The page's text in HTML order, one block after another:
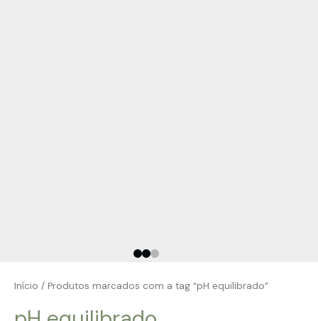
Início / Produtos marcados com a tag “pH equilibrado”